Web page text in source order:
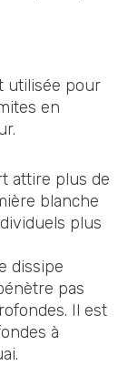
utilisée pour
en
attire plus de
blanche
plus
dissipe
pas
Il est
à